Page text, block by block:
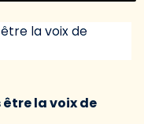
être la voix de